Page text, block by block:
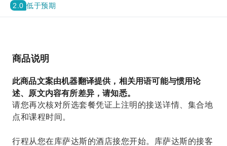
2.0 低于预期
商品说明
此商品文案由机器翻译提供，相关用语可能与惯用论
述、原文内容有所差异，请知悉。
请您再次核对所选套餐凭证上注明的接送详情、集合地
点和课程时间。
行程从您在库萨达斯的酒店接您开始。库萨达斯的接客